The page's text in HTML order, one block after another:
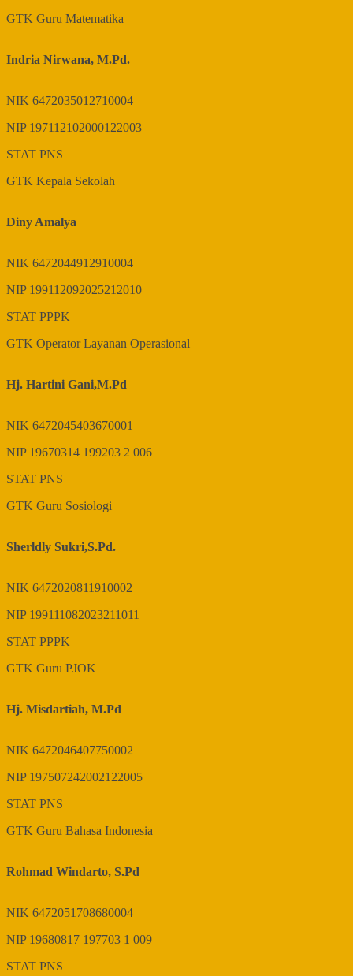
GTK Guru Matematika
Indria Nirwana, M.Pd.
NIK 6472035012710004
NIP 197112102000122003
STAT PNS
GTK Kepala Sekolah
Diny Amalya
NIK 6472044912910004
NIP 199112092025212010
STAT PPPK
GTK Operator Layanan Operasional
Hj. Hartini Gani,M.Pd
NIK 6472045403670001
NIP 19670314 199203 2 006
STAT PNS
GTK Guru Sosiologi
Sherldly Sukri,S.Pd.
NIK 6472020811910002
NIP 199111082023211011
STAT PPPK
GTK Guru PJOK
Hj. Misdartiah, M.Pd
NIK 6472046407750002
NIP 197507242002122005
STAT PNS
GTK Guru Bahasa Indonesia
Rohmad Windarto, S.Pd
NIK 6472051708680004
NIP 19680817 197703 1 009
STAT PNS